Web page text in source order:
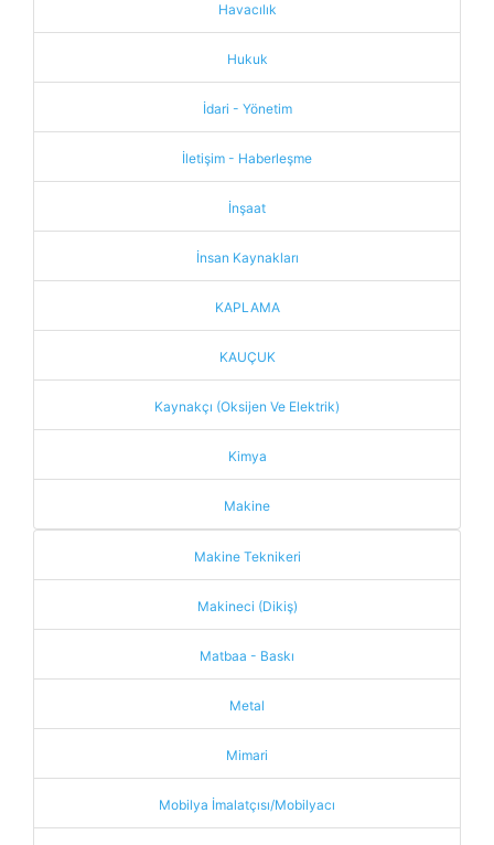
Havacılık
Hukuk
İdari - Yönetim
İletişim - Haberleşme
İnşaat
İnsan Kaynakları
KAPLAMA
KAUÇUK
Kaynakçı (Oksijen Ve Elektrik)
Kimya
Makine
Makine Teknikeri
Makineci (Dikiş)
Matbaa - Baskı
Metal
Mimari
Mobilya İmalatçısı/Mobilyacı